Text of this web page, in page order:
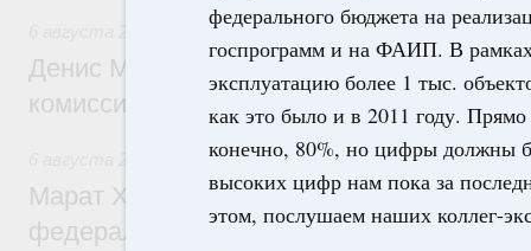
федерального бюджета на
госпрограмм и на ФАИП. В
эксплуатацию более 1 тыс.
как это было и в 2011 году.
конечно, 80%, но цифры должны
высоких цифр нам пока за
этом, послушаем наших коллег-
Общие вопросы промышленной политики
Денис Мантуров провёл заседание
комиссии по промышленности
Регулирование в сфере строительства
Марат Хуснуллин: Более 130
федерального значения построено под